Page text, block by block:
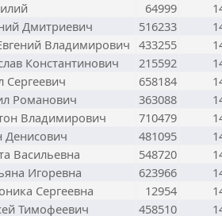
64999
Дмитриевич 516233
Владимирович 433255
Константинович 215592
Сергеевич 658184
Романович 363088
Владимирович 710479
Денисович 481095
Васильевна 548720
Игоревна 623966
Сергеевна 12954
Тимофеевич 458510